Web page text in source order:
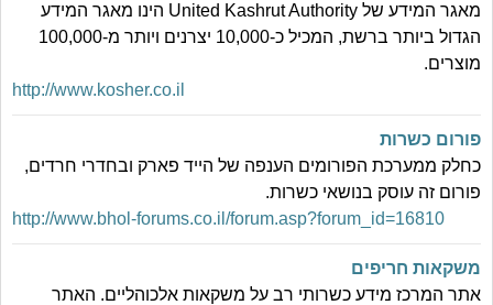
מאגר המידע של United Kashrut Authority הינו מאגר המידע
הגדול ביותר ברשת, המכיל כ-10,000 יצרנים ויותר מ-100,000
מוצרים.
http://www.kosher.co.il
פורום כשרות
כחלק ממערכת הפורומים הענפה של הייד פארק ובחדרי חרדים,
פורום זה עוסק בנושאי כשרות.
http://www.bhol-forums.co.il/forum.asp?forum_id=16810
משקאות חריפים
אתר המרכז מידע כשרותי רב על משקאות אלכוהליים. האתר